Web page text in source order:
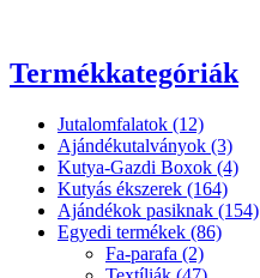
Termékkategóriák
Jutalomfalatok (12)
Ajándékutalványok (3)
Kutya-Gazdi Boxok (4)
Kutyás ékszerek (164)
Ajándékok pasiknak (154)
Egyedi termékek (86)
Fa-parafa (2)